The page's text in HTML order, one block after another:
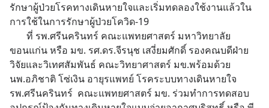
รักษาผู้ป่วยโรคทางเดินหายใจและเริ่มทดลองใช้งานแล้วใน
การใช้ในการรักษาผู้ป่วยโควิด-19
ขอนแก่น หรือ มข. รศ.ดร.จีรนุช เสงี่ยมศักดิ์ รองคณบดีฝ่าย
วิจัยและวิเทศสัมพันธ์ คณะวิทยาศาสตร์ มข.พร้อมด้วย
นพ.อภิชาติ โซ่เงิน อายุรแพทย์ โรคระบบทางเดินหายใจ
รพ.ศรีนครินทร์  คณะแพทยศาสตร์ มข. ร่วมทำการทดสอบ